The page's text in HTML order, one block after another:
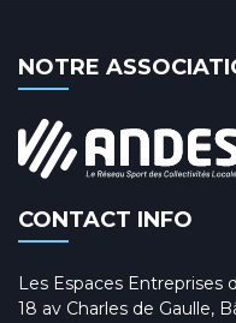
NOTRE
CONTACT INFO
Les Espaces Entreprises
18 av Charles de Gaulle,